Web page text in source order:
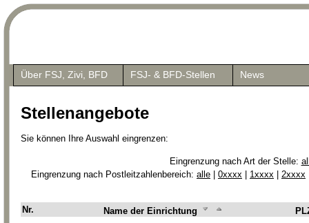
Über FSJ, Zivi, BFD FSJ- & BFD-Stellen News
Stellenangebote
Sie können Ihre Auswahl eingrenzen:
Eingrenzung nach Art der Stelle:
Eingrenzung nach Postleitzahlenbereich: alle 0xxxx 1xxxx 2xxxx
Nr. Name der Einrichtung